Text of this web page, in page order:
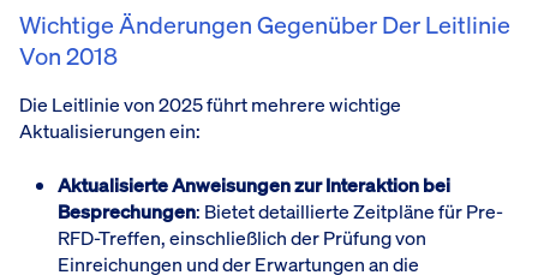
Wichtige Änderungen Gegenüber Der Leitlinie
Von 2018
Die Leitlinie von 2025 führt mehrere wichtige
Aktualisierungen ein:
Aktualisierte Anweisungen zur Interaktion bei
Besprechungen: Bietet detaillierte Zeitpläne für Pre-
RFD-Treffen, einschließlich der Prüfung von
Einreichungen und der Erwartungen an die